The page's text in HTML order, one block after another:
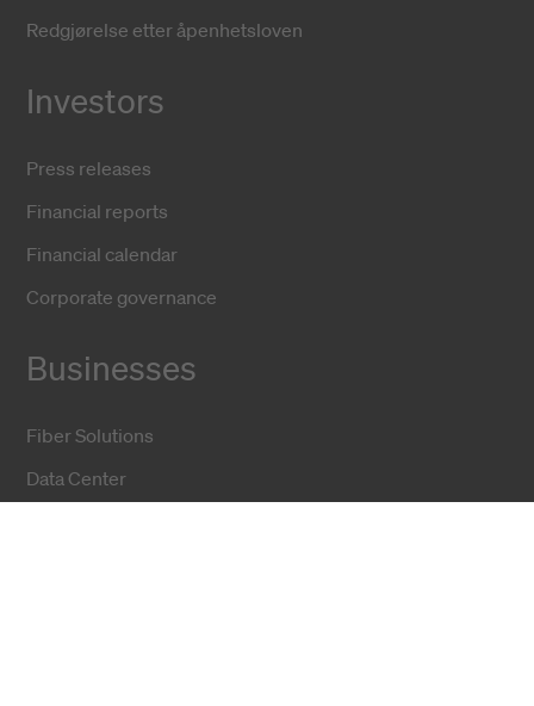
Redgjørelse etter åpenhetsloven
Investors
Press releases
Financial reports
Financial calendar
Corporate governance
Businesses
Fiber Solutions
Data Center